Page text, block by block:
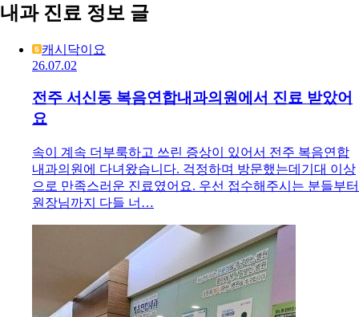
내과 진료 정보 글
캐시닥이요
26.07.02
전주 서신동 복음연합내과의원에서 진료 받았어
요
속이 계속 더부룩하고 쓰린 증상이 있어서 전주 복음연합
내과의원에 다녀왔습니다. 걱정하며 방문했는데기대 이상
으로 만족스러운 진료였어요. 우선 접수해주시는 분들부터
원장님까지 다들 너…